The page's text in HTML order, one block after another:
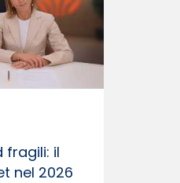
fragili: il
nel 2026